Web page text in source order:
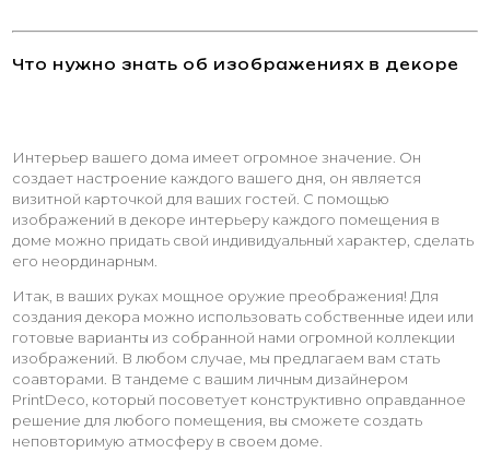
Что нужно знать об изображениях в декоре
Интерьер вашего дома имеет огромное значение. Он
создает настроение каждого вашего дня, он является
визитной карточкой для ваших гостей. С помощью
изображений в декоре интерьеру каждого помещения в
доме можно придать свой индивидуальный характер, сделать
его неординарным.
Итак, в ваших руках мощное оружие преображения! Для
создания декора можно использовать собственные идеи или
готовые варианты из собранной нами огромной коллекции
изображений. В любом случае, мы предлагаем вам стать
соавторами. В тандеме с вашим личным дизайнером
PrintDeco, который посоветует конструктивно оправданное
решение для любого помещения, вы сможете создать
неповторимую атмосферу в своем доме.